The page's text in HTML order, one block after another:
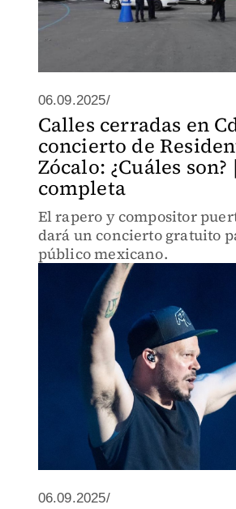
06.09.2025/
Calles cerradas en
concierto de
Zócalo: ¿Cuáles
completa
El rapero y compositor
dará un concierto gratuito
público mexicano.
06.09.2025/